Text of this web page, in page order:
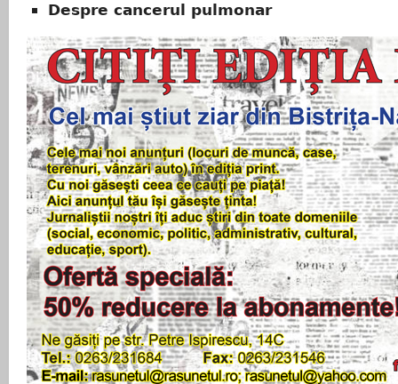
Despre cancerul pulmonar